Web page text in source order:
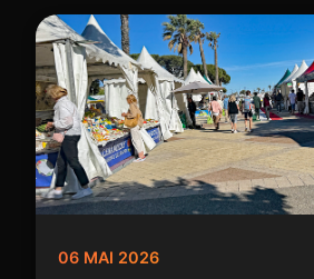
06 MAI 2026